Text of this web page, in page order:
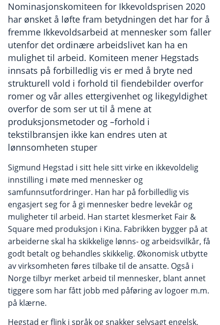
Nominasjonskomiteen for Ikkevoldsprisen 2020
har ønsket å løfte fram betydningen det har for å
fremme Ikkevoldsarbeid at mennesker som faller
utenfor det ordinære arbeidslivet kan ha en
mulighet til arbeid. Komiteen mener Hegstads
innsats på forbilledlig vis er med å bryte ned
strukturell vold i forhold til fiendebilder overfor
romer og vår alles ettergivenhet og likegyldighet
overfor de som ser ut til å mene at
produksjonsmetoder og –forhold i
tekstilbransjen ikke kan endres uten at
lønnsomheten stuper
Sigmund Hegstad i sitt hele sitt virke en ikkevoldelig
innstilling i møte med mennesker og
samfunnsutfordringer. Han har på forbilledlig vis
engasjert seg for å gi mennesker bedre levekår og
muligheter til arbeid. Han startet klesmerket Fair &
Square med produksjon i Kina. Fabrikken bygger på at
arbeiderne skal ha skikkelige lønns- og arbeidsvilkår, få
godt betalt og behandles skikkelig. Økonomisk utbytte
av virksomheten føres tilbake til de ansatte. Også i
Norge tilbyr merket arbeid til mennesker, blant annet
tiggere som har fått jobb med påføring av logoer m.m.
på klærne.
Hegstad er flink i språk og snakker selvsagt engelsk,